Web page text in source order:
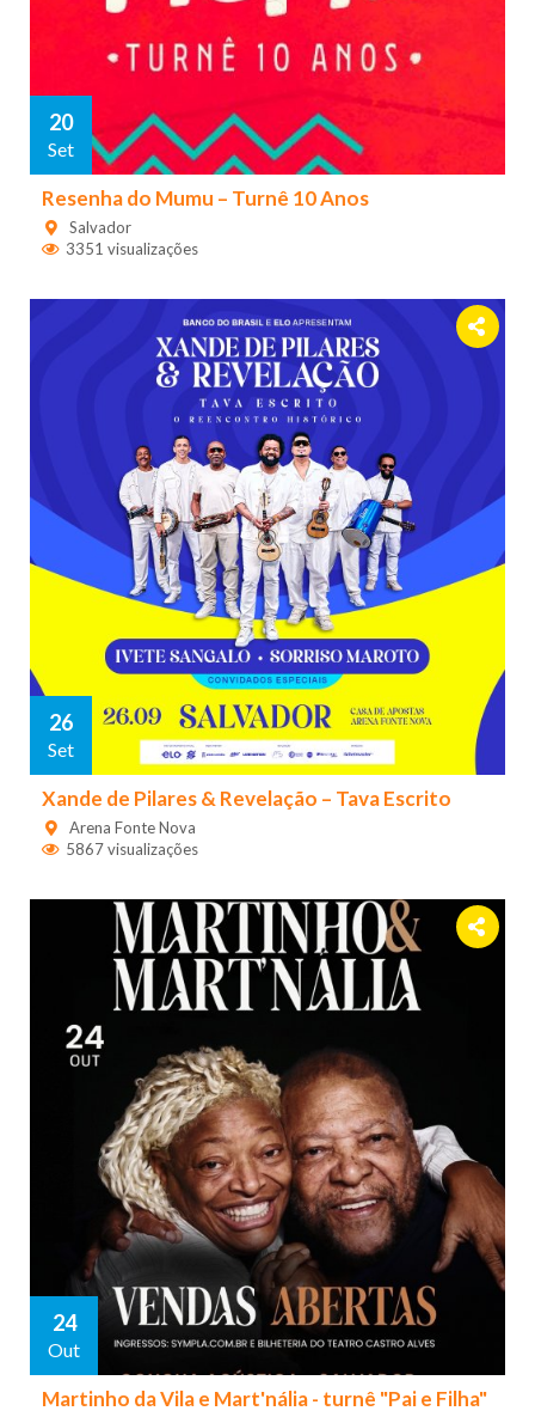
20
Set
Resenha do Mumu – Turnê 10 Anos
Salvador
3351 visualizações
26
Set
Xande de Pilares & Revelação – Tava Escrito
Arena Fonte Nova
5867 visualizações
24
Out
Martinho da Vila e Mart'nália - turnê "Pai e Filha"